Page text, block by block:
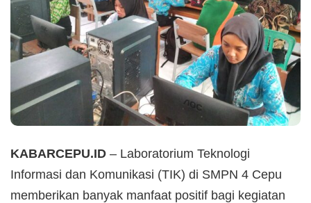
KABARCEPU.ID – Laboratorium Teknologi
Informasi dan Komunikasi (TIK) di SMPN 4 Cepu
memberikan banyak manfaat positif bagi kegiatan